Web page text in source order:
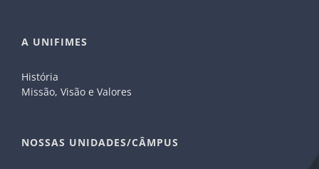
A UNIFIMES
História
Missão, Visão e Valores
NOSSAS UNIDADES/CÂMPUS